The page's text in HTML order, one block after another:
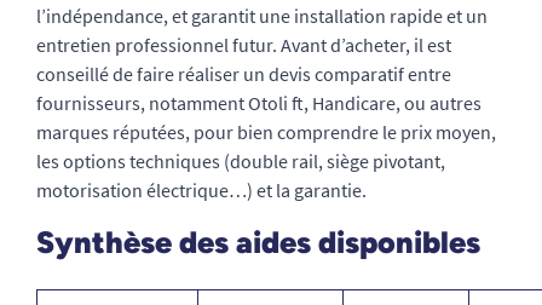
l’indépendance, et garantit une installation rapide et un
entretien professionnel futur. Avant d’acheter, il est
conseillé de faire réaliser un devis comparatif entre
fournisseurs, notamment Otoli ft, Handicare, ou autres
marques réputées, pour bien comprendre le prix moyen,
les options techniques (double rail, siège pivotant,
motorisation électrique…) et la garantie.
Synthèse des aides disponibles